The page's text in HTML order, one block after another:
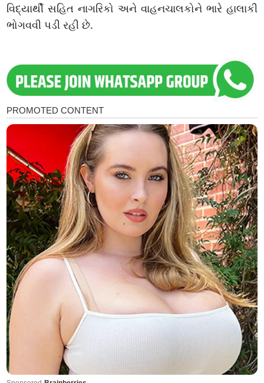
વિદ્યાર્થી સહિત નાગરિકો અને વાહનચાલકોને ભારે હાલાકી
ભોગવવી પડી રહી છે.